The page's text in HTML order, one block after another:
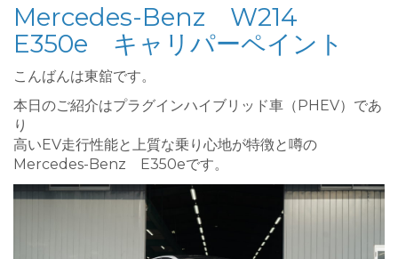
Mercedes-Benz W214
E350e キャリパーペイント
こんばんは東舘です。
本日のご紹介はプラグインハイブリッド車（PHEV）であ
り
高いEV走行性能と上質な乗り心地が特徴と噂の
Mercedes-Benz E350eです。